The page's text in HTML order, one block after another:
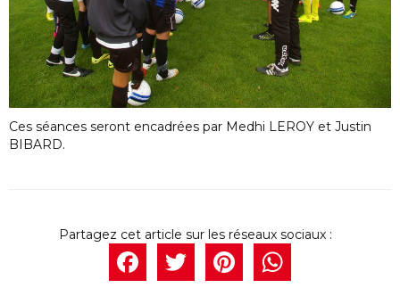
Ces séances seront encadrées par Medhi LEROY et Justin
BIBARD.
Facebook
Twitter